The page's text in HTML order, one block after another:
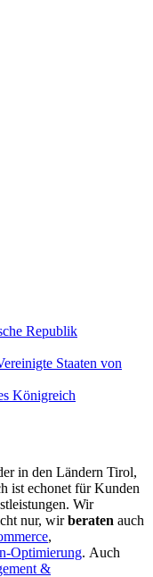
Republik
Staaten von
Königreich
in den Ländern Tirol,
ist echonet für Kunden
Wir
nur, wirberaten auch
,
Optimierung. Auch
&